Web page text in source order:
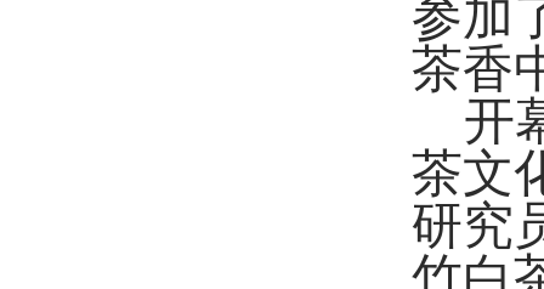
参加
茶香
开
茶文
研究